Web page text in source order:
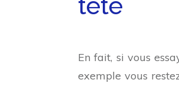
En fait, si vous
exemple vous